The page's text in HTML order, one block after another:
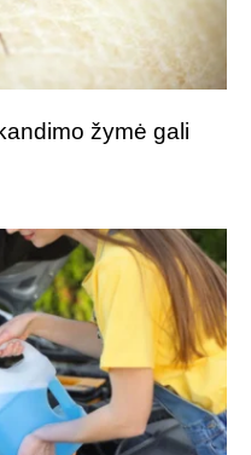
žymė gali